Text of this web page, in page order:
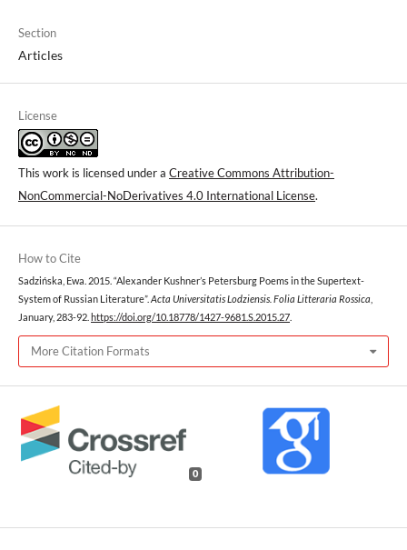
Section
Articles
License
This work is licensed under a Creative Commons Attribution-
NonCommercial-NoDerivatives 4.0 International License.
How to Cite
Sadzińska, Ewa. 2015. “Alexander Kushner’s Petersburg Poems in the Supertext-
System of Russian Literature”. Acta Universitatis Lodziensis. Folia Litteraria Rossica
January, 283-92. https://doi.org/10.18778/1427-9681.S.2015.27
More Citation Formats
0